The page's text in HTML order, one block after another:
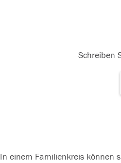
Schreiben
In einem Familienkreis können